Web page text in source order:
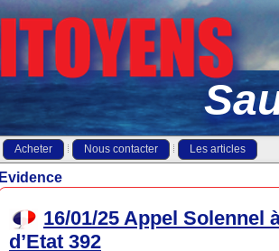
Acheter Nous contacter Les articles
Evidence
16/01/25 Appel Solennel
d’Etat 392